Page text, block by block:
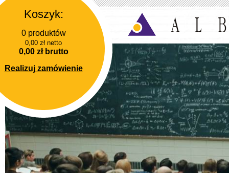
Koszyk:
0 produktów
0,00 zł netto
0,00 zł brutto
Realizuj zamówienie